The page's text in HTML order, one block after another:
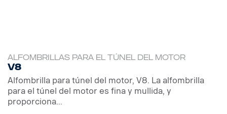
ALFOMBRILLAS PARA EL TÚNEL DEL MOTOR
V8
Alfombrilla para túnel del motor, V8. La alfombrilla
para el túnel del motor es fina y mullida, y
proporciona...